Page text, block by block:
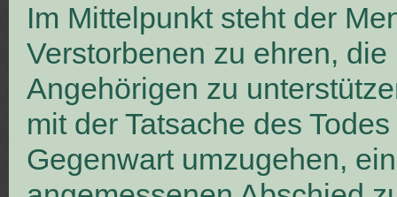
Im Mittelpunkt steht der
Verstorbenen zu ehren, die
Angehörigen zu
mit der Tatsache des
Gegenwart umzugehen,